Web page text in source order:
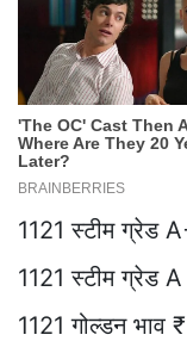
1121 स्टीम ग्रेड
1121 स्टीम ग्रेड
1121 गोल्डन